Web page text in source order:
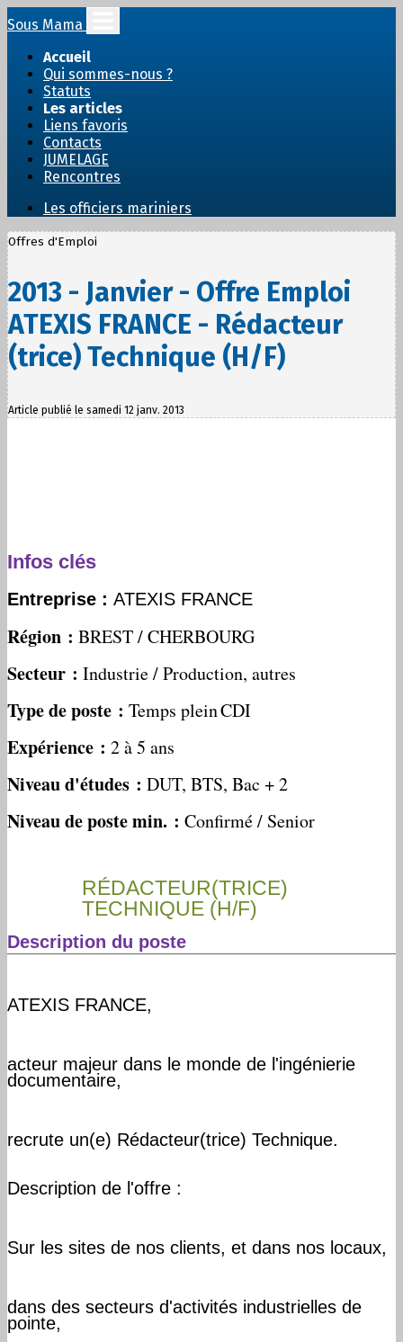
Sous Mama
Accueil
Qui sommes-nous ?
Statuts
Les articles
Liens favoris
Contacts
JUMELAGE
Rencontres
Les officiers mariniers
Offres d'Emploi
2013 - Janvier - Offre Emploi
ATEXIS FRANCE - Rédacteur
(trice) Technique (H/F)
Article publié le samedi 12 janv. 2013
Infos clés
Entreprise : ATEXIS FRANCE
Région : BREST / CHERBOURG
Secteur : Industrie /​ Production, autres
Type de poste : Temps pleinCDI
Expérience : 2 à 5 ans
Niveau d'études : DUT, BTS, Bac +​ 2
Niveau de poste min. : Confirmé /​ Senior
RÉDACTEUR(TRICE)
TECHNIQUE (H/F)
Description du poste
ATEXIS FRANCE,
acteur majeur dans le monde de l'ingénierie
documentaire,
recrute un(e) Rédacteur(trice) Technique.
Description de l'offre :
Sur les sites de nos clients, et dans nos locaux,
dans des secteurs d'activités industrielles de
pointe,